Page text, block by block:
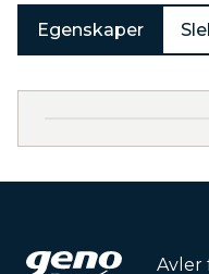
Egenskaper
Avler